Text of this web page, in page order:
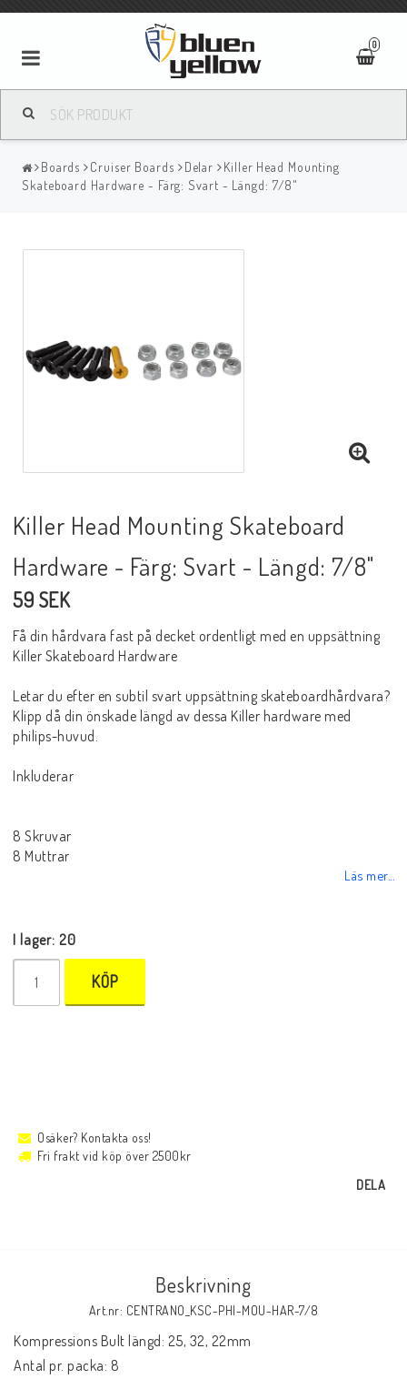
0
Boards Cruiser Boards Delar
Killer Head Mounting
Skateboard Hardware - Färg: Svart - Längd: 7/8"
Killer Head Mounting Skateboard
Hardware - Färg: Svart - Längd: 7/8"
59 SEK
Få din hårdvara fast på decket ordentligt med en uppsättning
Killer Skateboard Hardware
Letar du efter en subtil svart uppsättning skateboardhårdvara?
Klipp då din önskade längd av dessa Killer hardware med
philips-huvud.
Inkluderar
8 Skruvar
8 Muttrar
Läs mer...
I lager: 20
KÖP
Osäker? Kontakta oss!
Fri frakt vid köp över 2500kr
DELA
Beskrivning
Art.nr: CENTRANO_KSC-PHI-MOU-HAR-7/8
Kompressions Bult längd: 25, 32, 22mm
Antal pr. packa: 8